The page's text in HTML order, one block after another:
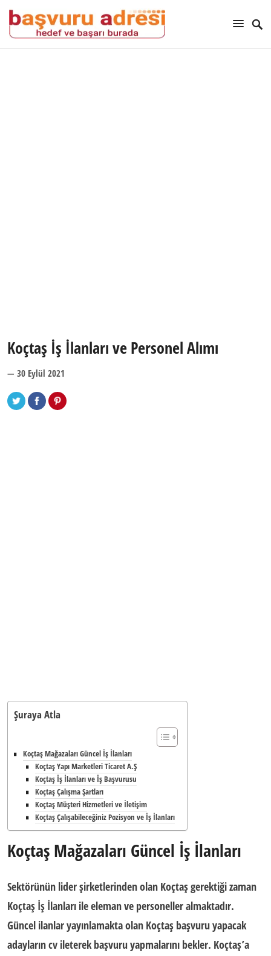
Koçtaş İş İlanları ve Personel Alımı
— 30 Eylül 2021
Şuraya Atla
Koçtaş Mağazaları Güncel İş İlanları
Koçtaş Yapı Marketleri Ticaret A.Ş
Koçtaş İş İlanları ve İş Başvurusu
Koçtaş Çalışma Şartları
Koçtaş Müşteri Hizmetleri ve İletişim
Koçtaş Çalışabileceğiniz Pozisyon ve İş İlanları
Koçtaş Mağazaları Güncel İş İlanları
Sektörünün lider şirketlerinden olan Koçtaş gerektiği zaman
Koçtaş İş İlanları ile eleman ve personeller almaktadır.
Güncel ilanlar yayınlamakta olan Koçtaş başvuru yapacak
adayların cv ileterek başvuru yapmalarını bekler. Koçtaş’a